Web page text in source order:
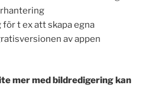
för t ex att skapa egna
av appen
mer med bildredigering kan